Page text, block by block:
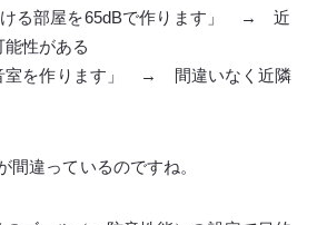
る部屋を65dBで作ります」 → 近
性がある
室を作ります」 → 間違いなく近隣
間違っているのですね。